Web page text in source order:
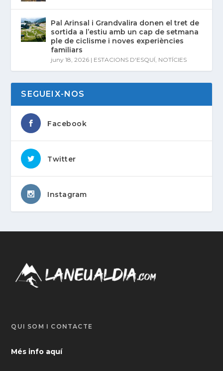
Pal Arinsal i Grandvalira donen el tret de
sortida a l’estiu amb un cap de setmana
ple de ciclisme i noves experiències
familiars
juny 18, 2026 | ESTACIONS D'ESQUÍ NOTÍCIES
SEGUEIX-NOS
Facebook
Twitter
Instagram
QUI SOM I CONTACTE
Més info aquí